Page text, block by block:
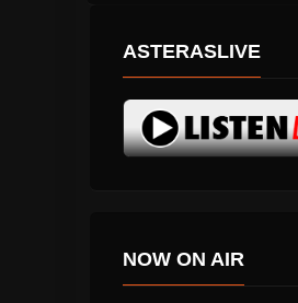
ASTERASLIVE
NOW ON AIR